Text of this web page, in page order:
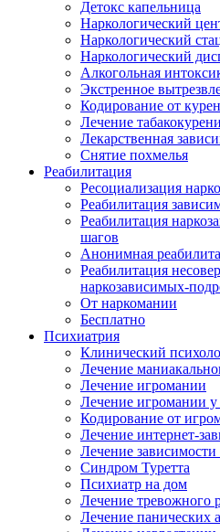
Детокс капельница
Наркологический
Наркологический
Наркологический
Алкогольная
Экстренное
Кодирование от
Лечение
Лекарственная
Снятие похмелья
Реабилитация
Ресоциализация
Реабилитация
Реабилитация
шагов
Анонимная
Реабилитация
наркозависимых-
От наркомании
Бесплатно
Психиатрия
Клинический
Лечение
Лечение игромании
Лечение игромании у
Кодирование от
Лечение интернет-
Лечение зависимости
Синдром Туретта
Психиатр на дом
Лечение тревожного
Лечение панических